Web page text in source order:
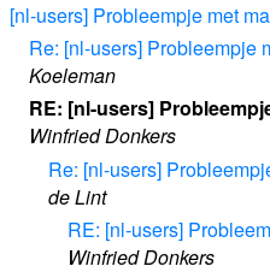
[nl-users] Probleempje met
Re: [nl-users] Probleempje
Koeleman
RE: [nl-users]
Winfried Donkers
Re: [nl-users]
de Lint
RE: [nl-users]
Winfried Donkers